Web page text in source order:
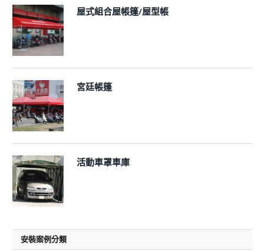
屋式組合屋帳篷/屋型帳
宮廷帳篷
活動車罩車庫
安裝案例分類